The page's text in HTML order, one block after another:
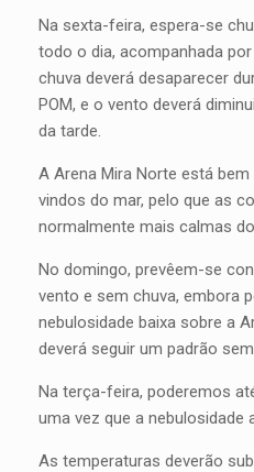
Na sexta-feira, espera-se
todo o dia, acompanhada
chuva deverá desaparecer
POM, e o vento deverá
da tarde.
A Arena Mira Norte está
vindos do mar, pelo que as
normalmente mais calmas
No domingo, prevêem-se
vento e sem chuva, embora
nebulosidade baixa sobre a
deverá seguir um padrão
Na terça-feira, poderemos
uma vez que a nebulosidade
As temperaturas deverão